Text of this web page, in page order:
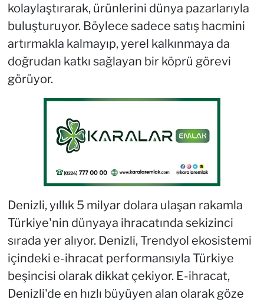
kolaylaştırarak, ürünlerini dünya pazarlarıyla
buluşturuyor. Böylece sadece satış hacmini
artırmakla kalmayıp, yerel kalkınmaya da
doğrudan katkı sağlayan bir köprü görevi
görüyor.
Denizli, yıllık 5 milyar dolara ulaşan rakamla
Türkiye'nin dünyaya ihracatında sekizinci
sırada yer alıyor. Denizli, Trendyol ekosistemi
içindeki e-ihracat performansıyla Türkiye
beşincisi olarak dikkat çekiyor. E-ihracat,
Denizli'de en hızlı büyüyen alan olarak göze